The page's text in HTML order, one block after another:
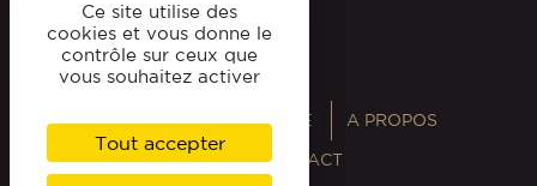
ANNUAIRES MAGAZINE A PROPOS
PROFESSIONNELS CONTACT
Ce site utilise des
cookies et vous donne le
contrôle sur ceux que
vous souhaitez activer
Tout accepter